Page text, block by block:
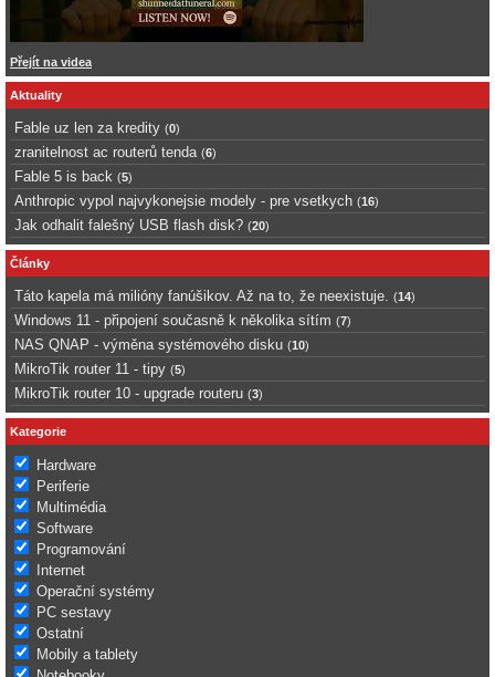
Přejít na videa
Aktuality
Fable uz len za kredity (0)
zranitelnost ac routerů tenda (6)
Fable 5 is back (5)
Anthropic vypol najvykonejsie modely - pre vsetkych (16)
Jak odhalit falešný USB flash disk? (20)
Články
Táto kapela má milióny fanúšikov. Až na to, že neexistuje. (14)
Windows 11 - připojení současně k několika sítím (7)
NAS QNAP - výměna systémového disku (10)
MikroTik router 11 - tipy (5)
MikroTik router 10 - upgrade routeru (3)
Kategorie
Hardware
Periferie
Multimédia
Software
Programování
Internet
Operační systémy
PC sestavy
Ostatní
Mobily a tablety